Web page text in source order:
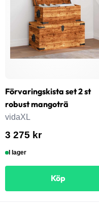
Förvaringskista set 2 st
robust mangoträ
vidaXL
3 275 kr
I lager
Köp